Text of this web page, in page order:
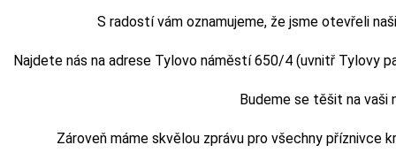
S radostí vám oznamujeme, že jsme otevřeli
Najdete nás na adrese Tylovo náměstí 650/4 (uvnitř Tylovy
Budeme se těšit na vaši
Zároveň máme skvělou zprávu pro všechny příznivce